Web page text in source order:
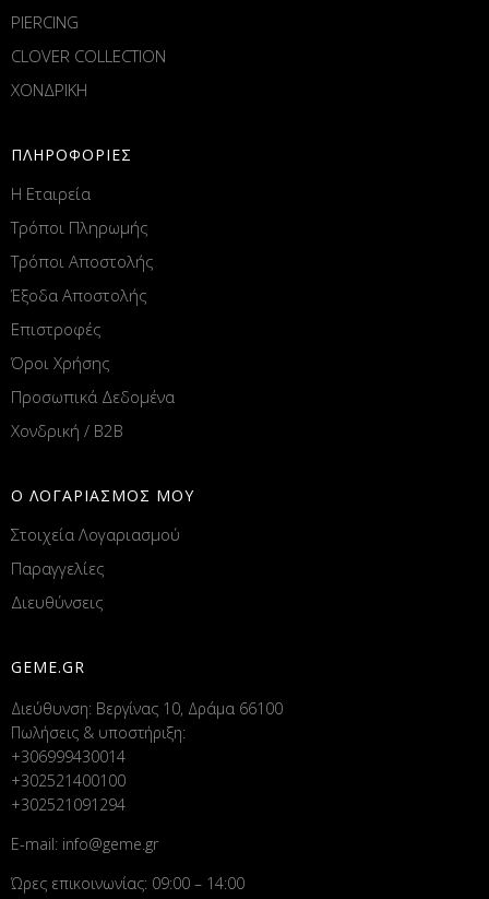
PIERCING
CLOVER COLLECTION
ΧΟΝΔΡΙΚΗ
ΠΛΗΡΟΦΟΡΙΕΣ
Η Εταιρεία
Τρόποι Πληρωμής
Τρόποι Αποστολής
Έξοδα Αποστολής
Επιστροφές
Όροι Χρήσης
Προσωπικά Δεδομένα
Χονδρική / B2B
Ο ΛΟΓΑΡΙΑΣΜΟΣ ΜΟΥ
Στοιχεία Λογαριασμού
Παραγγελίες
Διευθύνσεις
GEME.GR
Διεύθυνση: Βεργίνας 10, Δράμα 66100
Πωλήσεις & υποστήριξη:
+306999430014
+302521400100
+302521091294
E-mail: info@geme.gr
Ώρες επικοινωνίας: 09:00 – 14:00